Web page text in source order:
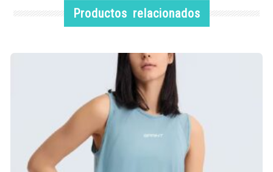
Productos relacionados